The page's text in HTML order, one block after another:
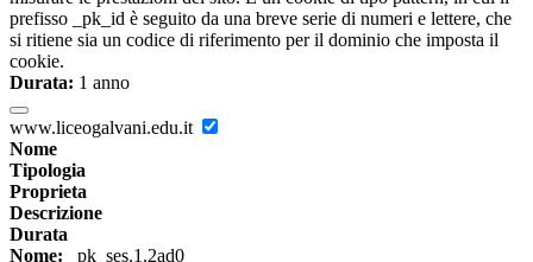
prefisso _pk_id è seguito da una breve serie di numeri e lettere, che
si ritiene sia un codice di riferimento per il dominio che imposta il
cookie.
Durata: 1 anno
www.liceogalvani.edu.it
Nome
Tipologia
Proprieta
Descrizione
Durata
Nome: _pk_ses.1.2ad0